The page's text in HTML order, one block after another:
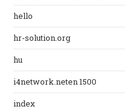
hello
hr-solution.org
hu
i4network.neten 1500
index